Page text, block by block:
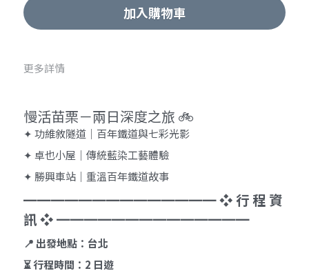
加入購物車
更多詳情
慢活苗栗－兩日深度之旅 🚲
✦ 功維敘隧道｜百年鐵道與七彩光影
✦ 卓也小屋｜傳統藍染工藝體驗
✦ 勝興車站｜重溫百年鐵道故事
━━━━━━━━━━━━━━ ❖ 行 程 資
訊 ❖ ━━━━━━━━━━━━━━
📍 出發地點：台北
⏳ 行程時間：2 日遊